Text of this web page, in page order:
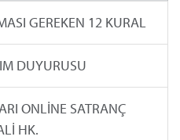
GEREKEN 12 KURAL
DUYURUSU
ONLİNE SATRANÇ
HK.